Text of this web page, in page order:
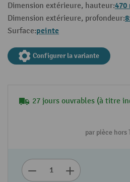
Dimension extérieure, hauteur:470
Dimension extérieure, profondeur:
Surface:peinte
Configurer la variante
27 jours ouvrables (à titre
par pièce hors